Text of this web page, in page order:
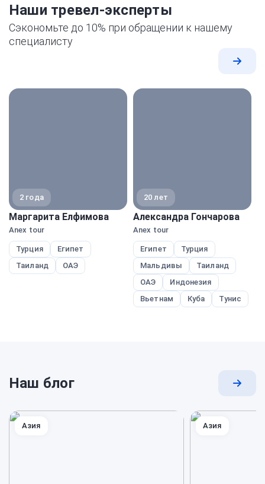
Наши тревел-эксперты
Сэкономьте до 10% при обращении к нашему
специалисту
Все
2 года
Маргарита Елфимова
Anex tour
Турция
Египет
Таиланд
ОАЭ
20 лет
Александра Гончарова
Anex tour
Египет
Турция
Мальдивы
Таиланд
ОАЭ
Индонезия
Вьетнам
Куба Тунис
Наш блог
Азия Азия